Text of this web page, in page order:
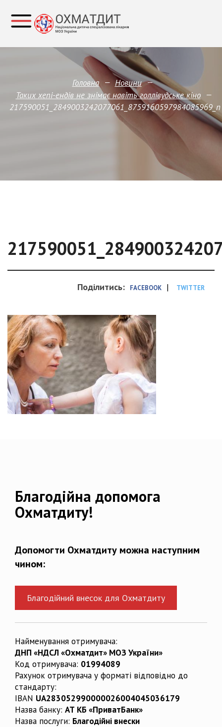
Головна — Новини —
Таких хепі-ендів не знімає навіть голлівудське кіно —
217590051_2849003242077061_8759160597984085969_n
Поділитись: FACEBOOK | TWITTER
Благодійна допомога
Охматдиту!
Допомогти Охматдиту можна наступним
чином:
Благодійний внесок для Охматдиту
Найменування отримувача:
ДНП «НДСЛ «Охматдит» МОЗ України»
Код отримувача: 01994089
Рахунок отримувача у форматі відповідно до
стандарту:
IBAN UA283052990000026004045036179
Назва банку: АТ КБ «ПриватБанк»
Назва послуги: Благодійні внески